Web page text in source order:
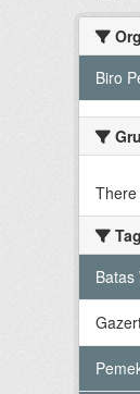
Biro
Tag
Batas